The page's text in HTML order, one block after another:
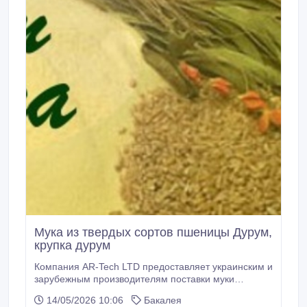
Мука из твердых сортов пшеницы Дурум,
крупка дурум
Компания AR-Tech LTD предоставляет украинским и
зарубежным производителям поставки муки
"durum semolina") - сырья для производства
14/05/2026 10:06
Бакалея